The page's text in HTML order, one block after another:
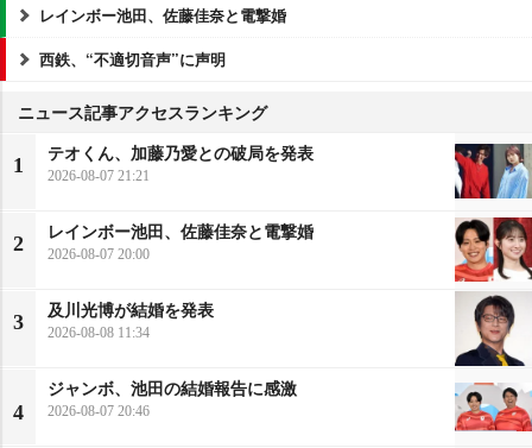
レインボー池田、佐藤佳奈と電撃婚
西鉄、“不適切音声”に声明
ニュース記事アクセスランキング
1
テオくん、加藤乃愛との破局を発表
2026-08-07 21:21
2
レインボー池田、佐藤佳奈と電撃婚
2026-08-07 20:00
3
及川光博が結婚を発表
2026-08-08 11:34
4
ジャンボ、池田の結婚報告に感激
2026-08-07 20:46